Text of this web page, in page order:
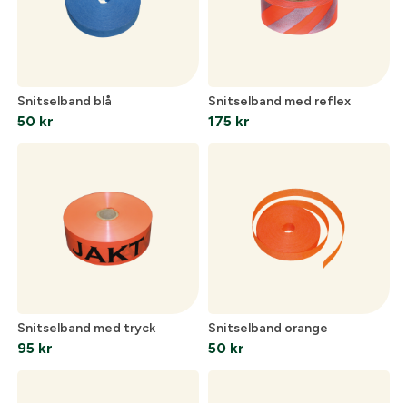
Snitselband blå
50 kr
Snitselband med reflex
175 kr
Snitselband med tryck
95 kr
Snitselband orange
50 kr
Verifiera e-post:
Jag godkänner att mina personuppgifter behandlas enligt